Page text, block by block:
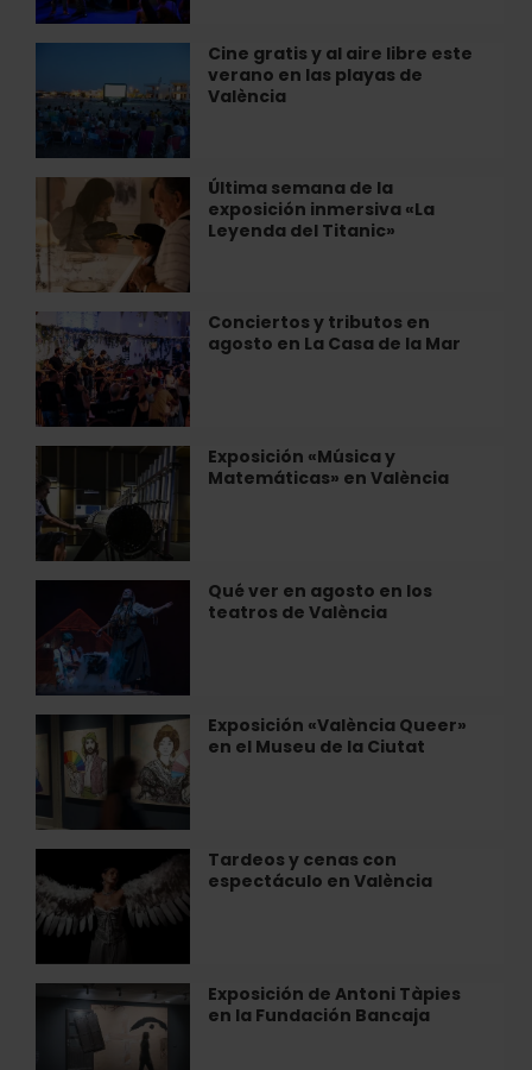
edición
del
«Sagunt
a
escena»
Cine gratis y al aire libre este
verano en las playas de
València
y
aire
libre
este
en
las
de
València
Última semana de la
exposición inmersiva «La
Leyenda del Titanic»
Última
semana
de
la
exposición
inmersiva
«La
Leyenda
del
Titanic»
Conciertos y tributos en
agosto en La Casa de la Mar
Conciertos
y
tributos
en
agosto
en
La
Casa
de
Exposición «Música y
Matemáticas» en València
Exposición
«Música
y
Matemáticas»
en
València
Qué ver en agosto en los
teatros de València
ver
en
agosto
en
los
teatros
València
Exposición «València Queer»
en el Museu de la Ciutat
Exposición
«València
Queer»
en
el
Museu
de
la
Ciutat
Tardeos y cenas con
espectáculo en València
y
cenas
con
espectáculo
en
València
Exposición de Antoni Tàpies
en la Fundación Bancaja
Exposición